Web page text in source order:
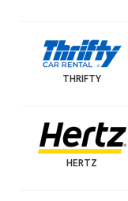
THRIFTY
HERTZ